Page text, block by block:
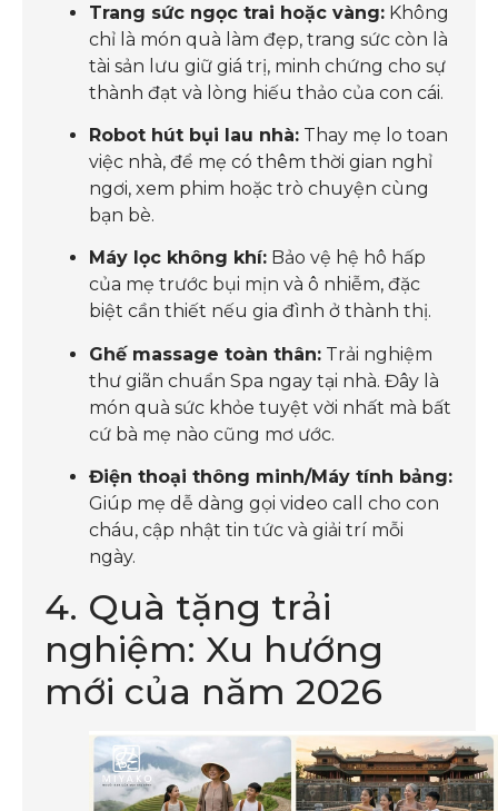
Trang sức ngọc trai hoặc vàng: Không
chỉ là món quà làm đẹp, trang sức còn là
tài sản lưu giữ giá trị, minh chứng cho sự
thành đạt và lòng hiếu thảo của con cái.
Robot hút bụi lau nhà: Thay mẹ lo toan
việc nhà, để mẹ có thêm thời gian nghỉ
ngơi, xem phim hoặc trò chuyện cùng
bạn bè.
Máy lọc không khí: Bảo vệ hệ hô hấp
của mẹ trước bụi mịn và ô nhiễm, đặc
biệt cần thiết nếu gia đình ở thành thị.
Ghế massage toàn thân: Trải nghiệm
thư giãn chuẩn Spa ngay tại nhà. Đây là
món quà sức khỏe tuyệt vời nhất mà bất
cứ bà mẹ nào cũng mơ ước.
Điện thoại thông minh/Máy tính bảng:
Giúp mẹ dễ dàng gọi video call cho con
cháu, cập nhật tin tức và giải trí mỗi
ngày.
4. Quà tặng trải
nghiệm: Xu hướng
mới của năm 2026